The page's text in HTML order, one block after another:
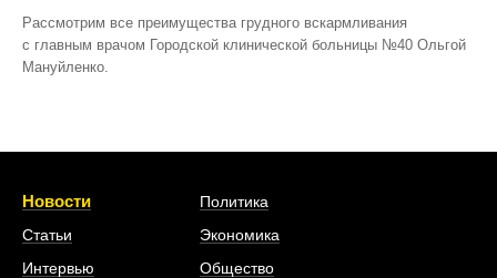
Рассмотрим все преимущества грудного вскармливания
с главным врачом Городской клинической больницы №40 Ольгой
Мануйленко.
Новости
Статьи
Интервью
Политика
Экономика
Общество